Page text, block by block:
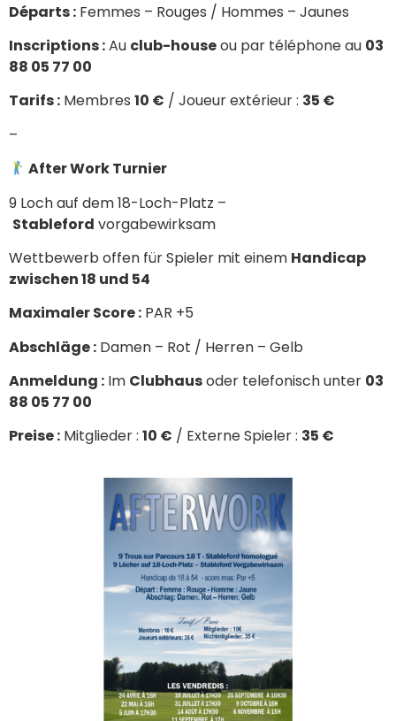
Départs : Femmes – Rouges / Hommes – Jaunes
Inscriptions :Au club-houseou par téléphone au 03
88 05 77 00
Tarifs : Membres 10 € / Joueur extérieur : 35 €
–
After Work Turnier
9 Loch auf dem 18-Loch-Platz –
Stableford vorgabewirksam
Wettbewerb offen für Spieler mit einem Handicap
zwischen 18 und 54
Maximaler Score : PAR +5
Abschläge : Damen – Rot / Herren – Gelb
Anmeldung : Im Clubhausoder telefonisch unter 03
88 05 77 00
Preise : Mitglieder : 10 € / Externe Spieler : 35 €